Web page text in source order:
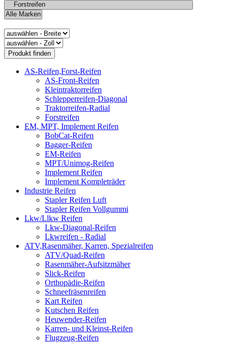
AS-Reifen,Forst-Reifen
AS-Front-Reifen
Kleintraktorreifen
Schlepperreifen-Diagonal
Traktorreifen-Radial
Forstreifen
EM, MPT, Implement Reifen
BobCat-Reifen
Bagger-Reifen
EM-Reifen
MPT/Unimog-Reifen
Implement Reifen
Implement Kompleträder
Industrie Reifen
Stapler Reifen Luft
Stapler Reifen Vollgummi
Lkw/Llkw Reifen
Lkw-Diagonal-Reifen
Lkwreifen - Radial
ATV,Rasenmäher, Karren, Spezialreifen
ATV/Quad-Reifen
Rasenmäher-Aufsitzmäher
Slick-Reifen
Orthopädie-Reifen
Schneefräsenreifen
Kart Reifen
Kutschen Reifen
Heuwender-Reifen
Karren- und Kleinst-Reifen
Flugzeug-Reifen